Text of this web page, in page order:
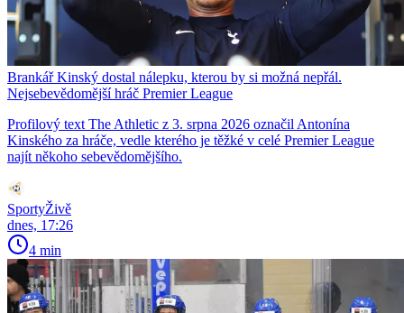
Brankář Kinský dostal nálepku, kterou by si možná nepřál.
Nejsebevědomější hráč Premier League
Profilový text The Athletic z 3. srpna 2026 označil Antonína
Kinského za hráče, vedle kterého je těžké v celé Premier League
najít někoho sebevědomějšího.
SportyŽivě
dnes, 17:26
4 min